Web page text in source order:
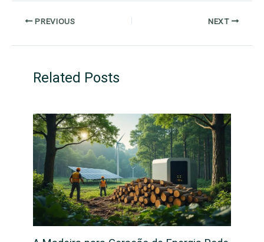
PREVIOUS NEXT
Related Posts